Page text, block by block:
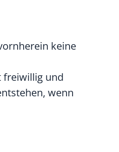
keine
freiwillig und
wenn